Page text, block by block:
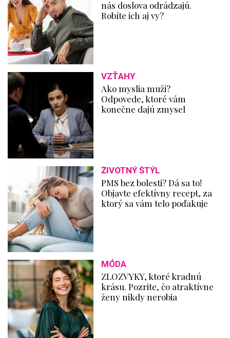
nás doslova odrádzajú.
Robíte ich aj vy?
VZŤAHY
Ako myslia muži?
Odpovede, ktoré vám
konečne dajú zmysel
ŽIVOTNÝ ŠTÝL
PMS bez bolesti? Dá sa to!
Objavte efektívny recept, za
ktorý sa vám telo poďakuje
MÓDA
ZLOZVYKY, ktoré kradnú
krásu. Pozrite, čo atraktívne
ženy nikdy nerobia